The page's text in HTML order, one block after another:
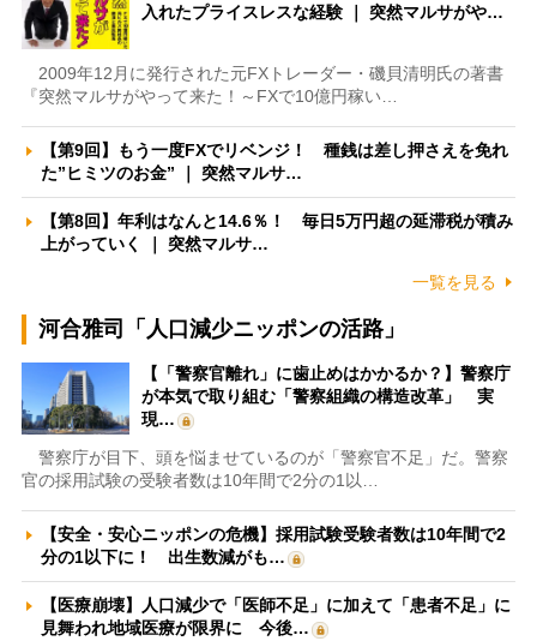
入れたプライスレスな経験 ｜ 突然マルサがや…
2009年12月に発行された元FXトレーダー・磯貝清明氏の著書
『突然マルサがやって来た！～FXで10億円稼い…
【第9回】もう一度FXでリベンジ！ 種銭は差し押さえを免れ
た”ヒミツのお金” ｜ 突然マルサ…
【第8回】年利はなんと14.6％！ 毎日5万円超の延滞税が積み
上がっていく ｜ 突然マルサ…
一覧を見る
河合雅司「人口減少ニッポンの活路」
【「警察官離れ」に歯止めはかかるか？】警察庁
が本気で取り組む「警察組織の構造改革」 実
現…
警察庁が目下、頭を悩ませているのが「警察官不足」だ。警察
官の採用試験の受験者数は10年間で2分の1以…
【安全・安心ニッポンの危機】採用試験受験者数は10年間で2
分の1以下に！ 出生数減がも…
【医療崩壊】人口減少で「医師不足」に加えて「患者不足」に
見舞われ地域医療が限界に 今後…